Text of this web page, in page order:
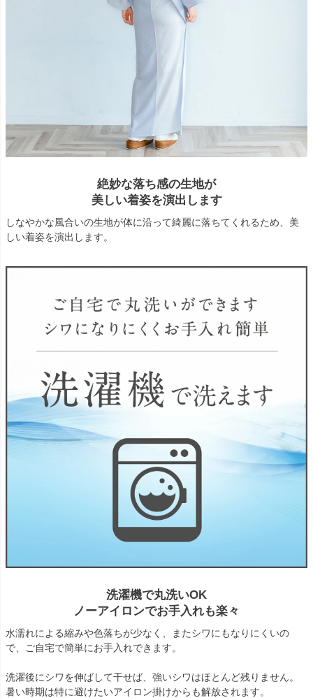
絶妙な落ち感の生地が
美しい着姿を演出します
しなやかな風合いの生地が体に沿って綺麗に落ちてくれるため、美
しい着姿を演出します。
洗濯機で丸洗いOK
ノーアイロンでお手入れも楽々
水濡れによる縮みや色落ちが少なく、またシワにもなりにくいの
で、ご自宅で簡単にお手入れできます。
洗濯後にシワを伸ばして干せば、強いシワはほとんど残りません。
暑い時期は特に避けたいアイロン掛けからも解放されます。